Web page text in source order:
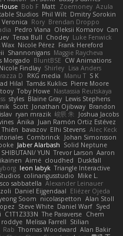
Bob F Matt Zoemoney Azula
Studios Phil Wilt Dmitry Sorokin
Veronica Rory Brendan Droppo
Pedro Viana Oleksii Komarov Can
Teraa Bull Chodey Luke Fenwick
Wax Nicole Pérez Frank Hereford
Shannonigans Maggie Raycheva
Morgado BluntBSE CW Animations
Nicole Findlay Shirley Lisa Anders
D RKG media Manu T S K
Hilal Tamás Kuklics Pierre Moore
Toby Howe Nastassia Reutskaya
styles Blaine Gray Lewis Stephens
Scott Jonathan Ojibway Brandon
ryan mrazik 峻辰 朱 Joshua Jacobs
Anika Juan Ramón Ortiz Estévez
Thiên bavazov Elhi Stevens Alec Keck
Combrinck Johan Simonsson
Jaber Alarbash Solid Neptune
SHIBUTANI/ YUN Trevor Larson Aaron
Aimé cloudhed
Duskfall
leon labyk Triangle Interactive
colinangusstudio Mike L.
sabbatella Alexander Leinauer
Daniel Eijgendaal Eliézer Ojeda
Soom nicolaspetton Alan Stoll
Steve White Daniel Warf Syed
C1T1Z333N The Paraverse Chem
roddye Melissa Farrell Stilian
Rab Thomas Woodward Alan Bakir